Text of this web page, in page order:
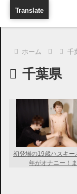
ホーム 千
千葉県
初登場の19歳ハスキー
年がオナニー！
Translate